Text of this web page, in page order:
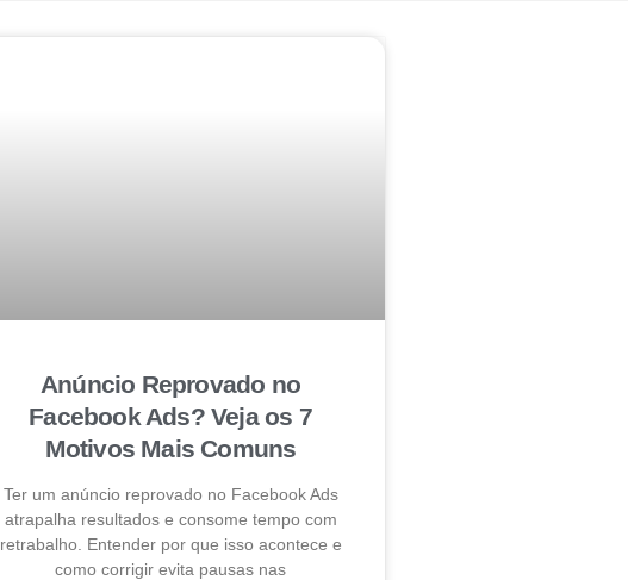
Anúncio Reprovado no
Facebook Ads? Veja os 7
Motivos Mais Comuns
Ter um anúncio reprovado no Facebook Ads
atrapalha resultados e consome tempo com
retrabalho. Entender por que isso acontece e
como corrigir evita pausas nas